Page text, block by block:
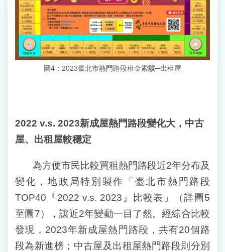
圖4：2023臺北市熱門路段租金索驥─出租屋
2022 v.s. 2023新成屋熱門路段變化大，中古
屋、出租屋較穩定
為方便市民比較買租熱門路段近2年分布及
變化，地政局特別製作「臺北市熱門路段
TOP40『2022 v.s. 2023』比較表」（詳圖5
至圖7），讓近2年變動一目了然。經綜合比較
發現，2023年新成屋熱門路段，共有20個路
段為新進榜；中古屋及出租屋熱門路段則分別